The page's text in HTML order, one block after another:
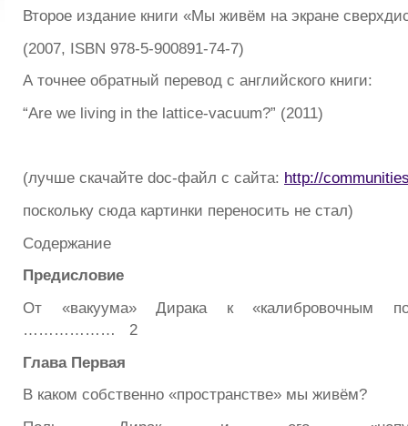
Второе издание книги «Мы живём на экране
(2007, ISBN 978-5-900891-74-7)
А точнее обратный перевод с английского книги:
“Are we living in the lattice-vacuum?” (2011)
(лучше скачайте doc-файл с сайта: http://
поскольку сюда картинки переносить не стал)
Содержание
Предисловие
От «вакуума» Дирака к «калибровочным
……………… 2
Глава Первая
В каком собственно «пространстве» мы живём?